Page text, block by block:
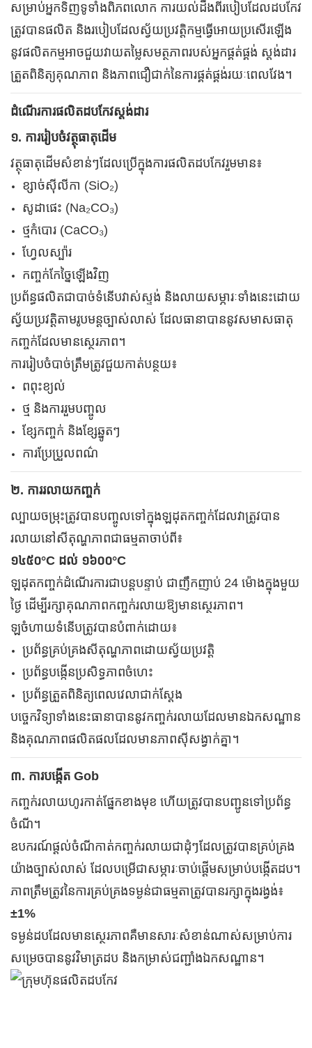
សម្រាប់អ្នកទិញទូទាំងពិភពលោក ការយល់ដឹងពីរបៀបដែលដបកែវ
ត្រូវបានផលិត និងរបៀបដែលស្វ័យប្រវត្តិកម្មធ្វើអោយប្រសើរឡើង
នូវផលិតកម្មអាចជួយវាយតម្លៃសមត្ថភាពរបស់អ្នកផ្គត់ផ្គង់ ស្តង់ដារ
ត្រួតពិនិត្យគុណភាព និងភាពជឿជាក់នៃការផ្គត់ផ្គង់រយៈពេលវែង។
ដំណើរការផលិតដបកែវស្តង់ដារ
១. ការរៀបចំវត្ថុធាតុដើម
វត្ថុធាតុដើមសំខាន់ៗដែលប្រើក្នុងការផលិតដបកែវរួមមាន៖
ខ្សាច់ស៊ីលីកា (SiO₂)
សូដាផេះ (Na₂CO₃)
ថ្មកំបោរ (CaCO₃)
ហ្វែលស្ប៉ារ
កញ្ចក់កែច្នៃឡើងវិញ
ប្រព័ន្ធ​ផលិត​ជា​បាច់​ទំនើប​វាស់​ស្ទង់ និង​លាយ​សម្ភារៈ​ទាំងនេះ​ដោយ​
ស្វ័យប្រវត្តិ​តាម​រូបមន្ត​ច្បាស់លាស់ ដែល​ធានា​បាន​នូវ​សមាសធាតុ​
កញ្ចក់​ដែល​មាន​ស្ថេរភាព។
ការ​រៀបចំ​បាច់​ត្រឹមត្រូវ​ជួយ​កាត់​បន្ថយ៖
ពពុះខ្យល់
ថ្ម និងការរួមបញ្ចូល
ខ្សែកញ្ចក់ និងខ្សែឆ្នូតៗ
ការប្រែប្រួលពណ៌
២. ការរលាយកញ្ចក់
ល្បាយចម្រុះត្រូវបានបញ្ចូលទៅក្នុងឡដុតកញ្ចក់ដែលវាត្រូវបាន
រលាយនៅសីតុណ្ហភាពជាធម្មតាចាប់ពី៖
១៤៥០°C ដល់ ១៦០០°C
ឡដុតកញ្ចក់ដំណើរការជាបន្តបន្ទាប់ ជាញឹកញាប់ 24 ម៉ោងក្នុងមួយ
ថ្ងៃ ដើម្បីរក្សាគុណភាពកញ្ចក់រលាយឱ្យមានស្ថេរភាព។
ឡចំហាយទំនើបត្រូវបានបំពាក់ដោយ៖
ប្រព័ន្ធគ្រប់គ្រងសីតុណ្ហភាពដោយស្វ័យប្រវត្តិ
ប្រព័ន្ធបង្កើនប្រសិទ្ធភាពចំហេះ
ប្រព័ន្ធត្រួតពិនិត្យពេលវេលាជាក់ស្តែង
បច្ចេកវិទ្យាទាំងនេះធានាបាននូវកញ្ចក់រលាយដែលមានឯកសណ្ឋាន
និងគុណភាពផលិតផលដែលមានភាពស៊ីសង្វាក់គ្នា។
៣. ការបង្កើត Gob
កញ្ចក់រលាយហូរកាត់ផ្នែកខាងមុខ ហើយត្រូវបានបញ្ជូនទៅប្រព័ន្ធ
ចំណី។
ឧបករណ៍​ផ្តល់​ចំណី​កាត់​កញ្ចក់​រលាយ​ជា​ដុំៗ​ដែល​ត្រូវ​បាន​គ្រប់គ្រង​
យ៉ាង​ច្បាស់លាស់ ដែល​បម្រើ​ជា​សម្ភារៈ​ចាប់ផ្តើម​សម្រាប់​បង្កើត​ដប។
ភាពត្រឹមត្រូវនៃការគ្រប់គ្រងទម្ងន់ជាធម្មតាត្រូវបានរក្សាក្នុងរង្វង់៖
±1%
ទម្ងន់​ដប​ដែល​មាន​ស្ថេរភាព​គឺ​មាន​សារៈសំខាន់​ណាស់​សម្រាប់​ការ
សម្រេចបាន​នូវ​វិមាត្រ​ដប និង​កម្រាស់​ជញ្ជាំង​ឯកសណ្ឋាន។